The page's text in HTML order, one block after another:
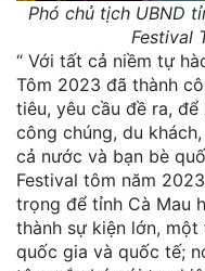
Phó chủ tịch UBND
Festival
“ Với tất cả niềm tự
Tôm 2023 đã thành
tiêu, yêu cầu đề ra,
công chúng, du
cả nước và bạn bè
Festival tôm năm
trọng để tỉnh Cà Mau
thành sự kiện lớn,
quốc gia và quốc tế;